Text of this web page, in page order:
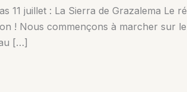
11 juillet : La Sierra de Grazalema Le
! Nous commençons à marcher sur
[…]